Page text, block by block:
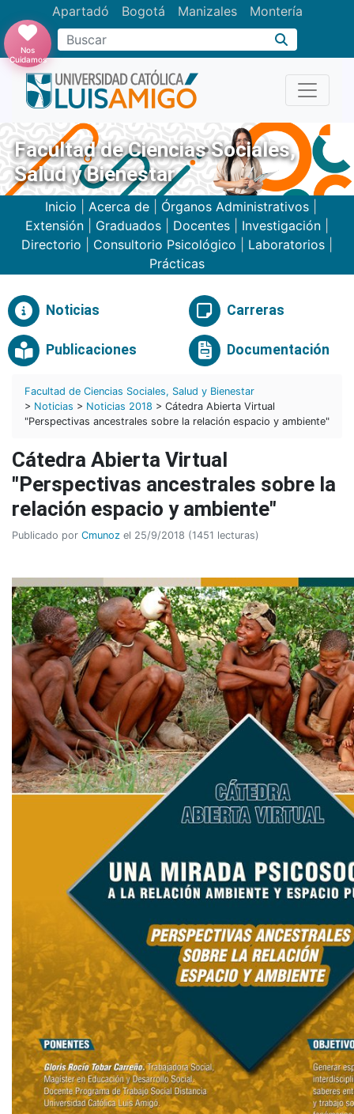
Apartadó Bogotá Manizales Montería
Buscar
Nos
Cuidamos
Facultad de Ciencias Sociales,
Salud y Bienestar
Inicio Acerca de Órganos Administrativos
Extensión
Graduados Docentes Investigación
Directorio
Consultorio Psicológico Laboratorios
Prácticas
Noticias Carreras
Publicaciones Documentación
Facultad de Ciencias Sociales, Salud y Bienestar
> Noticias > Noticias 2018 > Cátedra Abierta Virtual
"Perspectivas ancestrales sobre la relación espacio y ambiente"
Cátedra Abierta Virtual
"Perspectivas ancestrales sobre la
relación espacio y ambiente"
Publicado por Cmunoz el 25/9/2018 (1451 lecturas)